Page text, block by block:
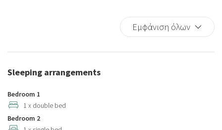
Microwave
Garden
Wi-Fi
Coffee/Tea maker
Cooking Basics
Εμφάνιση όλων
Sleeping arrangements
Bedroom 1
1 x double bed
Bedroom 2